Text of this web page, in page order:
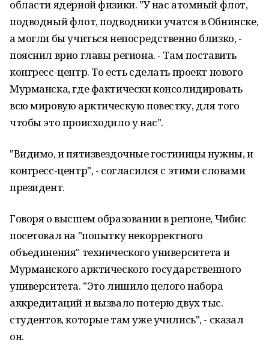
области ядерной физики. "У нас атомный флот,
подводный флот, подводники учатся в Обнинске,
а могли бы учиться непосредственно близко, -
пояснил врио главы региона. - Там поставить
конгресс-центр. То есть сделать проект нового
Мурманска, где фактически консолидировать
всю мировую арктическую повестку, для того
чтобы это происходило у нас".
"Видимо, и пятизвездочные гостиницы нужны, и
конгресс-центр", - согласился с этими словами
президент.
Говоря о высшем образовании в регионе, Чибис
посетовал на "попытку некорректного
объединения" технического университета и
Мурманского арктического государственного
университета. "Это лишило целого набора
аккредитаций и вызвало потерю двух тыс.
студентов, которые там уже учились", - сказал
он.